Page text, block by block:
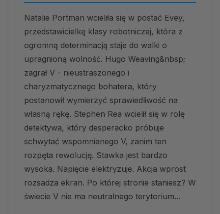
Natalie Portman wcieliła się w postać Evey,
przedstawicielkę klasy robotniczej, która z
ogromną determinacją staje do walki o
upragnioną wolność. Hugo Weaving&nbsp;
zagrał V - nieustraszonego i
charyzmatycznego bohatera, który
postanowił wymierzyć sprawiedliwość na
własną rękę. Stephen Rea wcielił się w rolę
detektywa, który desperacko próbuje
schwytać wspomnianego V, zanim ten
rozpęta rewolucję. Stawka jest bardzo
wysoka. Napięcie elektryzuje. Akcja wprost
rozsadza ekran. Po której stronie staniesz? W
świecie V nie ma neutralnego terytorium...